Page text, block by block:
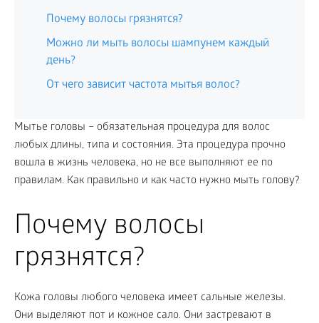
Почему волосы грязнятся?
Можно ли мыть волосы шампунем каждый
день?
От чего зависит частота мытья волос?
Мытье головы – обязательная процедура для волос
любых длины, типа и состояния. Эта процедура прочно
вошла в жизнь человека, но не все выполняют ее по
правилам. Как правильно и как часто нужно мыть голову?
Почему волосы
грязнятся?
Кожа головы любого человека имеет сальные железы.
Они выделяют пот и кожное сало. Они застревают в